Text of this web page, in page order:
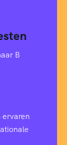
B
2
0
3